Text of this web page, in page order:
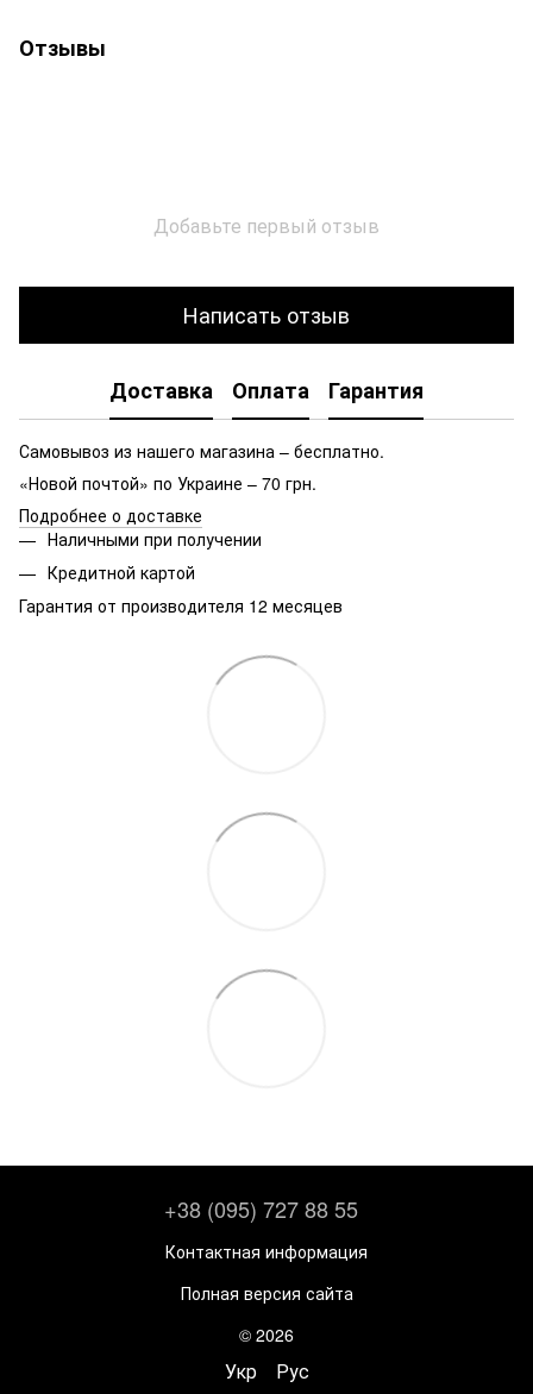
Отзывы
Добавьте первый отзыв
Написать отзыв
Доставка Оплата Гарантия
Самовывоз из нашего магазина – бесплатно.
«Новой почтой» по Украине – 70 грн.
Подробнее о доставке
Наличными при получении
Кредитной картой
Гарантия от производителя 12 месяцев
+38 (095) 727 88 55
Контактная информация
Полная версия сайта
© 2026
Укр Рус